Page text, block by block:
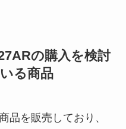
の購入を検討
る商品
品を販売しており、